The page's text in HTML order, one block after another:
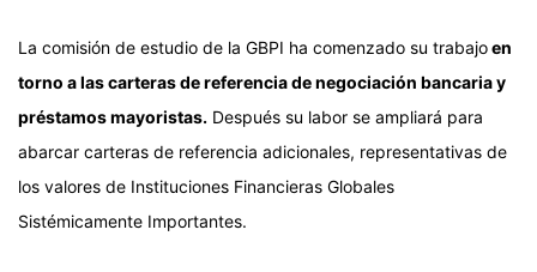
La comisión de estudio de la GBPI ha comenzado su trabajoen
torno a las carteras de referencia de negociación bancaria y
préstamos mayoristas. Después su labor se ampliará para
abarcar carteras de referencia adicionales, representativas de
los valores de Instituciones Financieras Globales
Sistémicamente Importantes.